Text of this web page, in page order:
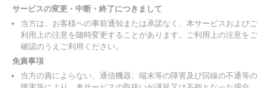
サービスの変更・中断・終了につきまして
当方は、お客様への事前通知または承諾なく、本サービスおよびご
利用上の注意を随時変更することがあります。ご利用上の注意をご
確認のうえご利用ください。
免責事項
当方の責によらない、通信機器、端末等の障害及び回線の不通等の